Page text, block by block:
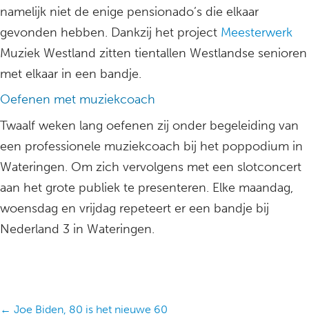
namelijk niet de enige pensionado’s die elkaar
gevonden hebben. Dankzij het project Meesterwerk
Muziek Westland zitten tientallen Westlandse senioren
met elkaar in een bandje.
Oefenen met muziekcoach
Twaalf weken lang oefenen zij onder begeleiding van
een professionele muziekcoach bij het poppodium in
Wateringen. Om zich vervolgens met een slotconcert
aan het grote publiek te presenteren. Elke maandag,
woensdag en vrijdag repeteert er een bandje bij
Nederland 3 in Wateringen.
Posts
← Joe Biden, 80 is het nieuwe 60